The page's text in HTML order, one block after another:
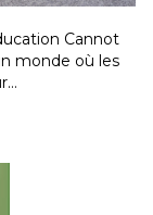
Cannot
monde où les